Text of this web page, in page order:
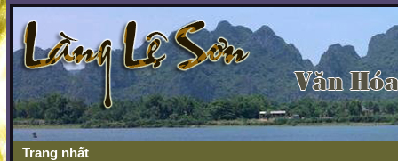
Trang nhất